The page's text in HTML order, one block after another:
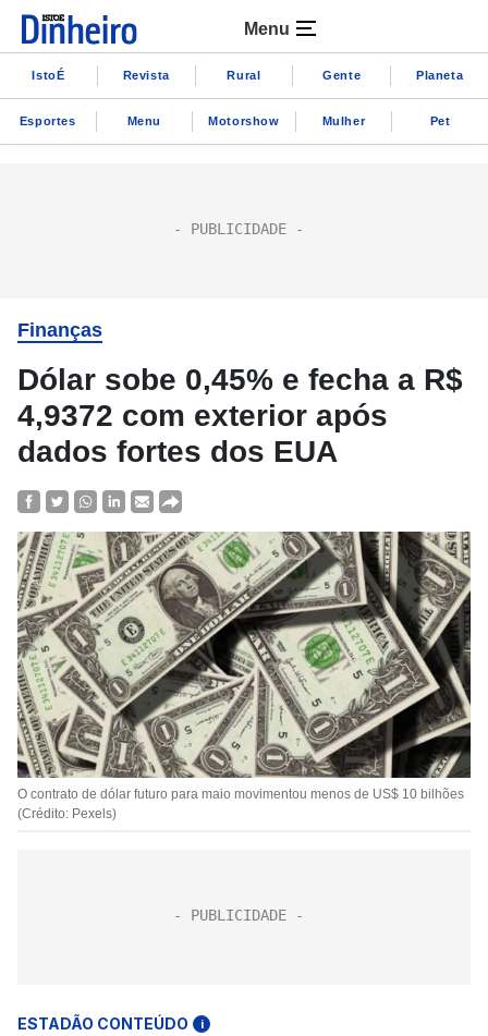
Menu
IstoÉ Revista Rural Gente Planeta
Esportes Menu Motorshow Mulher Pet
Finanças
Dólar sobe 0,45% e fecha a R$
4,9372 com exterior após
dados fortes dos EUA
O contrato de dólar futuro para maio movimentou menos de US$ 10 bilhões
(Crédito: Pexels)
ESTADÃO CONTEÚDO i